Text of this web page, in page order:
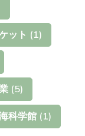
ット (1)
(5)
科学館 (1)